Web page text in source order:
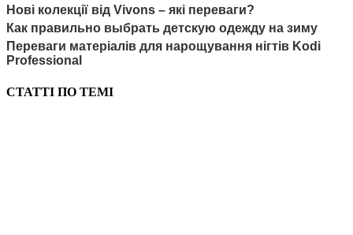
Нові колекції від Vivons – які переваги?
Как правильно выбрать детскую одежду на зиму
Переваги матеріалів для нарощування нігтів Kodi
Professional
СТАТТІ ПО ТЕМІ